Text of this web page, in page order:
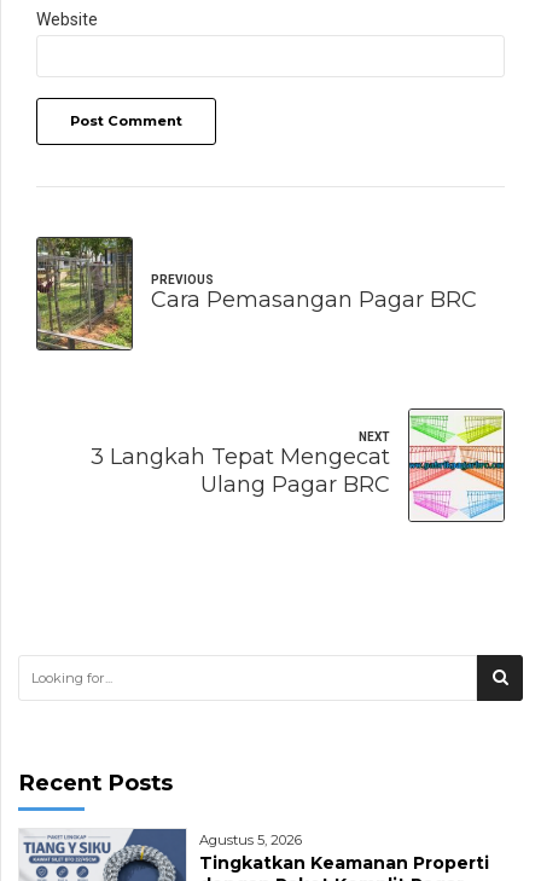
Website
Post Comment
PREVIOUS
Cara Pemasangan Pagar BRC
NEXT
3 Langkah Tepat Mengecat
Ulang Pagar BRC
Recent Posts
Agustus 5, 2026
Tingkatkan Keamanan Properti